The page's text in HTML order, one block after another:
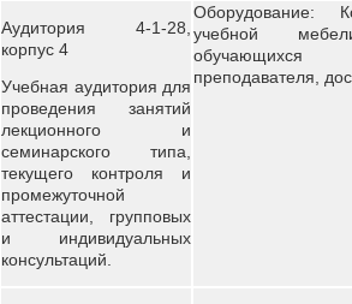
Аудитория 4-1-28,
корпус 4
Учебная аудитория для
проведения занятий
лекционного и
семинарского типа,
текущего контроля и
промежуточной
аттестации, групповых
и индивидуальных
консультаций.
Оборудование:
учебной
преподавателя,